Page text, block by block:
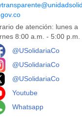
de atención: lunes a
8:00 a.m. - 5:00 p.m.
@USolidariaCo
@USolidariaCo
@USolidariaCo
Youtube
Whatsapp